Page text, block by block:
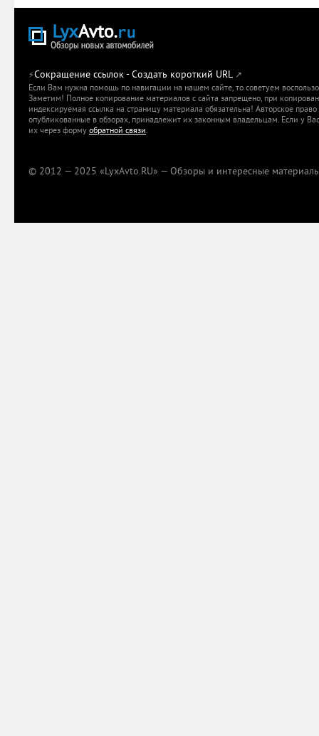
⚡Сокращение ссылок - Создать короткий URL ↗
Если Вам нужна помощь по навигации на нашем сайте, то советуем
Заметим! Полное копирование материалов с сайта запрещено, при
индексируемая ссылка на страницу материала обязательна! Авторское
опубликованные в обзорах, принадлежит их законным владельцам. Если у
их через форму обратной связи.
© 2012 — 2025 «LyxAvto.RU» — Обзоры и интересные